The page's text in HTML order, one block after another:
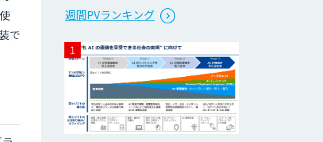
で
WARP NEXT
LINE WORKS
AiNote
WAN-RECORD
週間PVランキング